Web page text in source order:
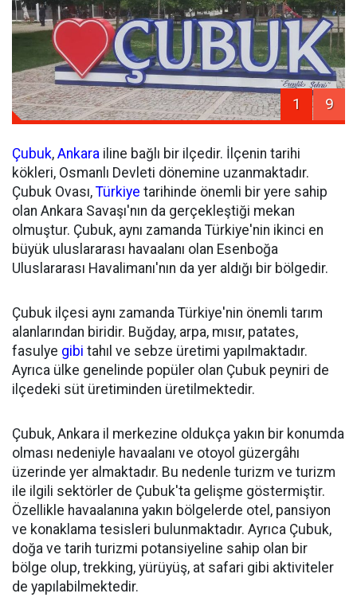
1 9
Çubuk, Ankara iline bağlı bir ilçedir. İlçenin tarihi
kökleri, Osmanlı Devleti dönemine uzanmaktadır.
Çubuk Ovası, Türkiye tarihinde önemli bir yere sahip
olan Ankara Savaşı'nın da gerçekleştiği mekan
olmuştur. Çubuk, aynı zamanda Türkiye'nin ikinci en
büyük uluslararası havaalanı olan Esenboğa
Uluslararası Havalimanı'nın da yer aldığı bir bölgedir.
Çubuk ilçesi aynı zamanda Türkiye'nin önemli tarım
alanlarından biridir. Buğday, arpa, mısır, patates,
fasulye gibi tahıl ve sebze üretimi yapılmaktadır.
Ayrıca ülke genelinde popüler olan Çubuk peyniri de
ilçedeki süt üretiminden üretilmektedir.
Çubuk, Ankara il merkezine oldukça yakın bir konumda
olması nedeniyle havaalanı ve otoyol güzergâhı
üzerinde yer almaktadır. Bu nedenle turizm ve turizm
ile ilgili sektörler de Çubuk'ta gelişme göstermiştir.
Özellikle havaalanına yakın bölgelerde otel, pansiyon
ve konaklama tesisleri bulunmaktadır. Ayrıca Çubuk,
doğa ve tarih turizmi potansiyeline sahip olan bir
bölge olup, trekking, yürüyüş, at safari gibi aktiviteler
de yapılabilmektedir.